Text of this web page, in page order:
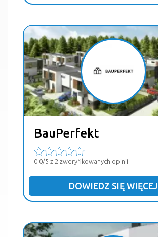
BauPerfekt
0.0/5 z 2 zweryfikowanych opinii
DOWIEDZ SIĘ WIĘCEJ